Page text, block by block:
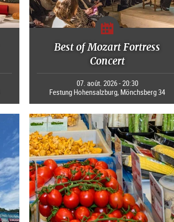
Best of Mozart Fortress
Concert
07. août. 2026 - 20:30
Festung Hohensalzburg, Mönchsberg 34